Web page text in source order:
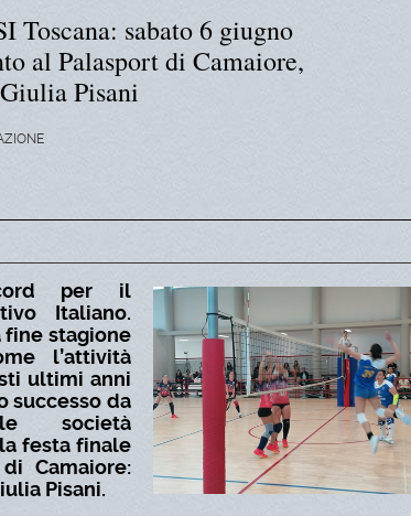
Toscana: sabato 6 giugno
al Palasport di Camaiore,
Pisani
per il
Italiano.
fine stagione
l’attività
ultimi anni
successo da
società
festa finale
Camaiore:
Pisani.